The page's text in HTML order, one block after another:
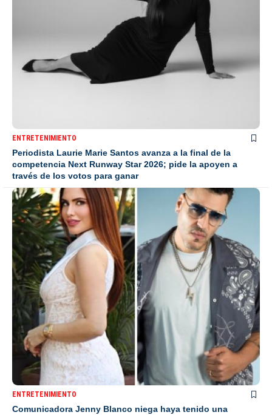
ENTRETENIMIENTO
Periodista Laurie Marie Santos avanza a la final de la
competencia Next Runway Star 2026; pide la apoyen a
través de los votos para ganar
ENTRETENIMIENTO
Comunicadora Jenny Blanco niega haya tenido una